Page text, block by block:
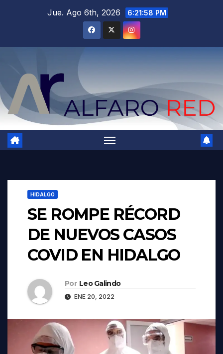
Jue. Ago 6th, 2026 6:21:59 PM
HIDALGO
SE ROMPE RÉCORD
DE NUEVOS CASOS
COVID EN HIDALGO
Por Leo Galindo
ENE 20, 2022